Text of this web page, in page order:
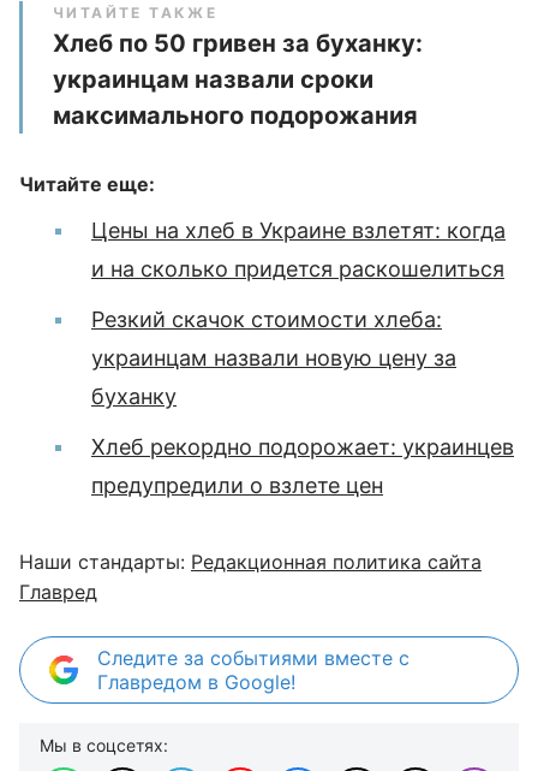
ЧИТАЙТЕ ТАКЖЕ
Хлеб по 50 гривен за буханку:
украинцам назвали сроки
максимального подорожания
Читайте еще:
Цены на хлеб в Украине взлетят: когда
и на сколько придется раскошелиться
Резкий скачок стоимости хлеба:
украинцам назвали новую цену за
буханку
Хлеб рекордно подорожает: украинцев
предупредили о взлете цен
Наши стандарты: Редакционная политика сайта
Главред
Следите за событиями вместе с
Главредом в Google!
Мы в соцсетях: